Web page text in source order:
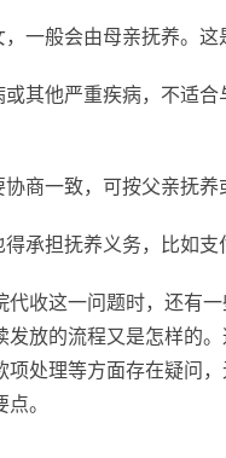
一般会由母亲抚养。
其他严重疾病，不适
商一致，可按父亲抚养
承担抚养义务，比如支
收这一问题时，还有
放的流程又是怎样的
处理等方面存在疑问
。